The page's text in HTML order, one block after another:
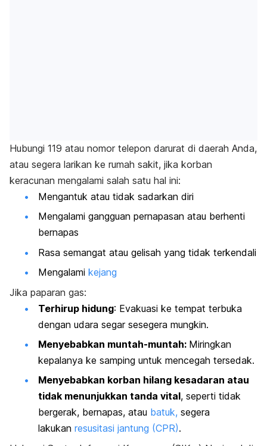
Hubungi 119 atau nomor telepon darurat di daerah Anda,
atau segera larikan ke rumah sakit, jika korban
keracunan mengalami salah satu hal ini:
Mengantuk atau tidak sadarkan diri
Mengalami gangguan pernapasan atau berhenti
bernapas
Rasa semangat atau gelisah yang tidak terkendali
Mengalami kejang
Jika paparan gas:
Terhirup hidung: Evakuasi ke tempat terbuka
dengan udara segar sesegera mungkin.
Menyebabkan muntah-muntah: Miringkan
kepalanya ke samping untuk mencegah tersedak.
Menyebabkan korban hilang kesadaran atau
tidak menunjukkan tanda vital, seperti tidak
bergerak, bernapas, atau batuk, segera
lakukan resusitasi jantung (CPR).